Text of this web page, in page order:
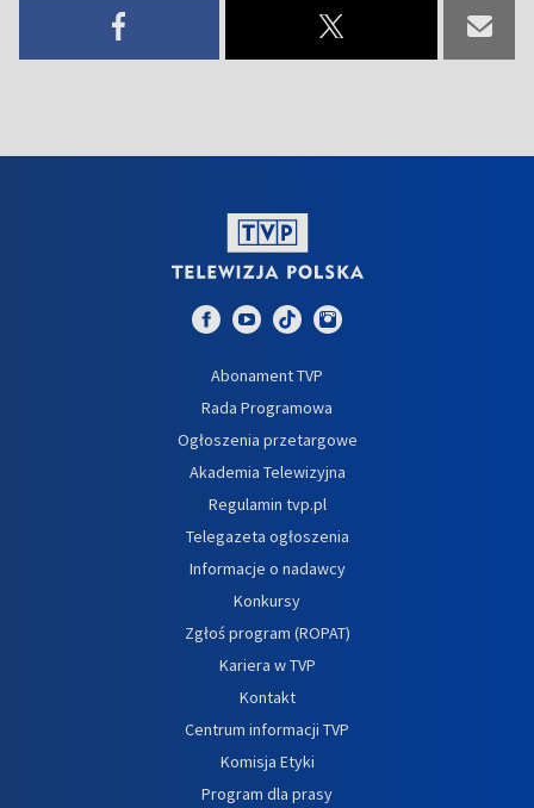
Abonament TVP
Rada Programowa
Ogłoszenia przetargowe
Akademia Telewizyjna
Regulamin tvp.pl
Telegazeta ogłoszenia
Informacje o nadawcy
Konkursy
Zgłoś program (ROPAT)
Kariera w TVP
Kontakt
Centrum informacji TVP
Komisja Etyki
Program dla prasy